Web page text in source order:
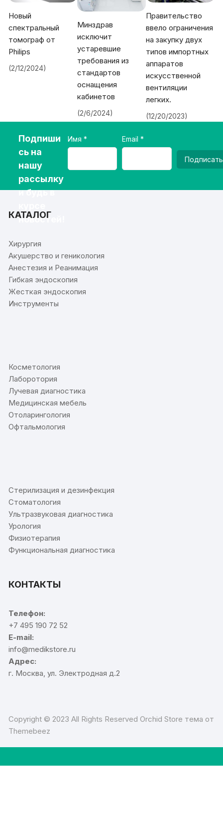
Новый
спектральный
томограф от
Philips
(2/12/2024)
Минздрав
исключит
устаревшие
требования из
стандартов
оснащения
кабинетов
(2/6/2024)
Правительство
ввело ограничения
на закупку двух
типов импортных
аппаратов
искусственной
вентиляции
легких.
(12/20/2023)
Подпиши
сь на
нашу
рассылку
и будь в
новостей!
Имя Email
КАТАЛОГ
Хирургия
Акушерство и геникология
Анестезия и Реанимация
Гибкая эндоскопия
Жесткая эндоскопия
Инструменты
Косметология
Лаборотория
Лучевая диагностика
Медицинская мебель
Отоларингология
Офтальмология
Стерилизация и дезинфекция
Стоматология
Ультразвуковая диагностика
Урология
Физиотерапия
Функциональная диагностика
КОНТАКТЫ
Телефон:
+7 495 190 72 52
E-mail:
info@medikstore.ru
Адрес:
г. Москва, ул. Электродная д.2
Copyright © 2023 All Rights Reserved Orchid Store тема от
Themebeez